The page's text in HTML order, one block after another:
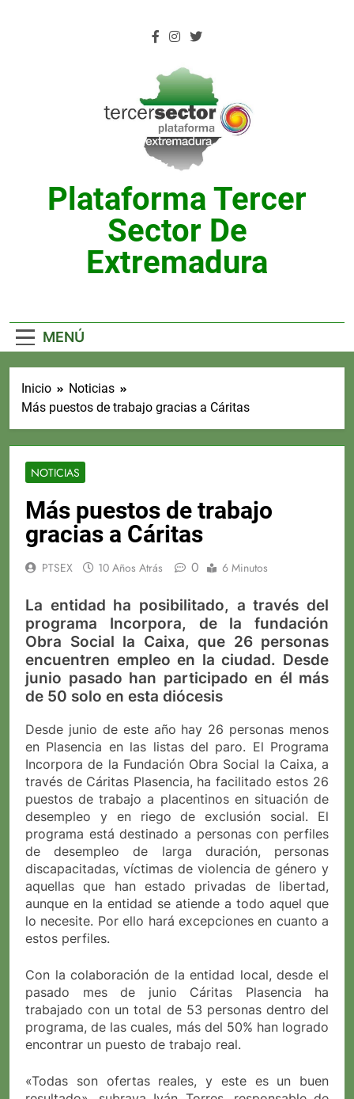
Plataforma Tercer
Sector De
Extremadura
MENÚ
Inicio
Noticias
Más puestos de trabajo gracias a Cáritas
NOTICIAS
Más puestos de trabajo
gracias a Cáritas
PTSEX 10 Años Atrás 0 6 Minutos
La entidad ha posibilitado, a través del
programa Incorpora, de la fundación
Obra Social la Caixa, que 26 personas
encuentren empleo en la ciudad. Desde
junio pasado han participado en él más
de 50 solo en esta diócesis
Desde junio de este año hay 26 personas menos
en Plasencia en las listas del paro. El Programa
Incorpora de la Fundación Obra Social la Caixa, a
través de Cáritas Plasencia, ha facilitado estos 26
puestos de trabajo a placentinos en situación de
desempleo y en riego de exclusión social. El
programa está destinado a personas con perfiles
de desempleo de larga duración, personas
discapacitadas, víctimas de violencia de género y
aquellas que han estado privadas de libertad,
aunque en la entidad se atiende a todo aquel que
lo necesite. Por ello hará excepciones en cuanto a
estos perfiles.
Con la colaboración de la entidad local, desde el
pasado mes de junio Cáritas Plasencia ha
trabajado con un total de 53 personas dentro del
programa, de las cuales, más del 50% han logrado
encontrar un puesto de trabajo real.
«Todas son ofertas reales, y este es un buen